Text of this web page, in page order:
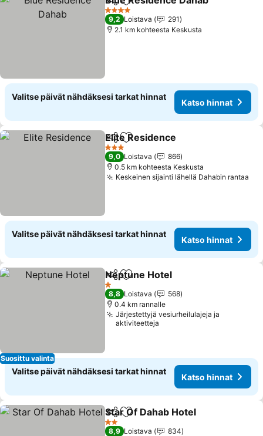
Jaa Lisää suosikkeihin
4 Tähtiluokitus
9,2 Loistava
291
2.1 km kohteesta Keskusta
Valitse päivät nähdäksesi tarkat hinnat
Katso hinnat
Jaa Lisää suosikkeihin
Elite Residence
3 Tähtiluokitus
9,0 Loistava
866
0.5 km kohteesta Keskusta
Keskeinen sijainti lähellä Dahabin rantaa
Valitse päivät nähdäksesi tarkat hinnat
Katso hinnat
Suosittu valinta
Jaa Lisää suosikkeihin
Neptune Hotel
1 Tähtiluokitus
8,8 Loistava
568
0.4 km rannalle
Järjestettyjä vesiurheilulajeja ja
aktiviteetteja
Valitse päivät nähdäksesi tarkat hinnat
Katso hinnat
Jaa Lisää suosikkeihin
Star Of Dahab Hotel
2 Tähtiluokitus
8,9 Loistava
834